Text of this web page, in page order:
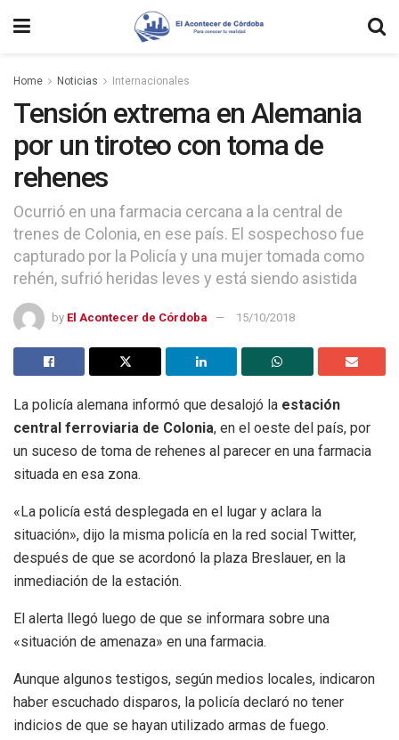
Home Noticias Internacionales
Tensión extrema en Alemania
por un tiroteo con toma de
rehenes
Ocurrió en una farmacia cercana a la central de
trenes de Colonia, en ese país. El sospechoso fue
capturado por la Policía y una mujer tomada como
rehén, sufrió heridas leves y está siendo asistida
by El Acontecer de Córdoba 15/10/2018
La policía alemana informó que desalojó la estación
central ferroviaria de Colonia, en el oeste del país, por
un suceso de toma de rehenes al parecer en una farmacia
situada en esa zona.
«La policía está desplegada en el lugar y aclara la
situación», dijo la misma policía en la red social Twitter,
después de que se acordonó la plaza Breslauer, en la
inmediación de la estación.
El alerta llegó luego de que se informara sobre una
«situación de amenaza» en una farmacia.
Aunque algunos testigos, según medios locales, indicaron
haber escuchado disparos, la policía declaró no tener
indicios de que se hayan utilizado armas de fuego.